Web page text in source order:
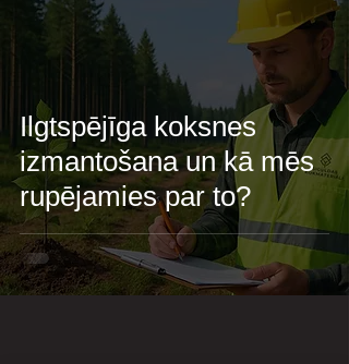
Ilgtspējīga koksnes
izmantošana un kā mēs
rupējamies par to?